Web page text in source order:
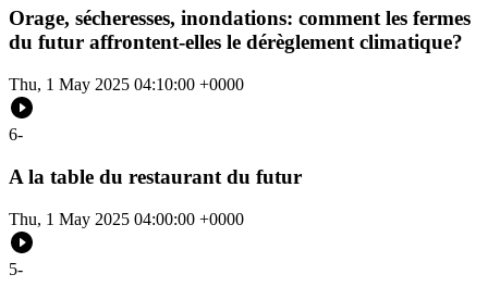
Orage, sécheresses, inondations: comment les fermes
du futur affrontent-elles le dérèglement climatique?
Thu, 1 May 2025 04:10:00 +0000
6-
A la table du restaurant du futur
Thu, 1 May 2025 04:00:00 +0000
5-